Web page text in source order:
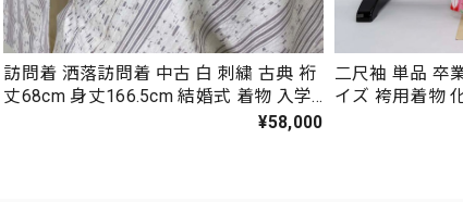
訪問着 洒落訪問着 中古 白 刺繍 古典 裄
丈68cm 身丈166.5cm 結婚式 着物 入学
¥58,000
二尺袖 単品 卒
イズ 袴用着